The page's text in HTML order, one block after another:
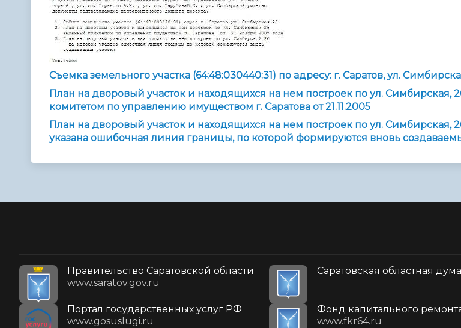
Съемка земельного участка (64:48:030440:31) по адресу: г. Саратов, ул.
План на дворовый участок и находящихся на нем построек по ул. Симбирская,
комитетом по управлению имуществом г. Саратова от 21.11.2005
План на дворовый участок и находящихся на нем построек по ул. Симбирская,
указана ошибочная линия границы, по которой формируются вновь
Правительство Саратовской области
www.saratov.gov.ru
Саратовская областная дума
Портал государственных услуг РФ
www.gosuslugi.ru
Фонд капитального
www.fkr64.ru